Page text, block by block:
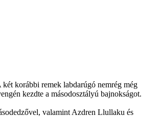
korábbi remek labdarúgó nemrég még
kezdte a másodosztályú bajnokságot.
valamint Azdren Llullaku és